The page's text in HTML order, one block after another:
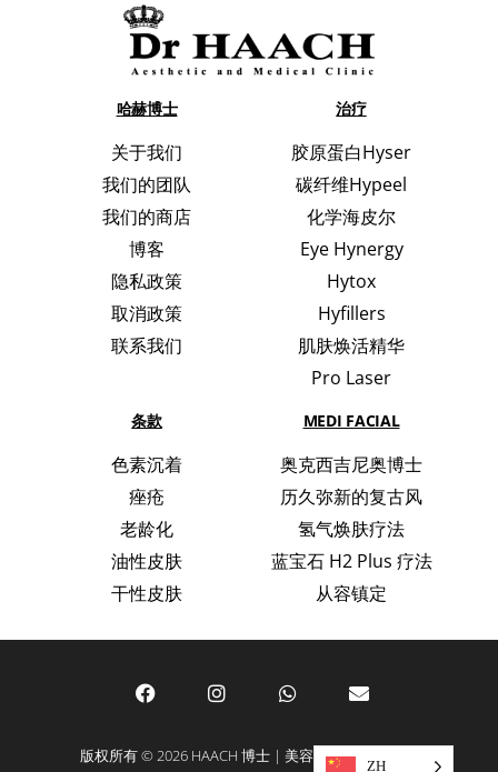
哈赫博士
关于我们
我们的团队
我们的商店
博客
隐私政策
取消政策
联系我们
治疗
胶原蛋白Hyser
碳纤维Hypeel
化学海皮尔
Eye Hynergy
Hytox
Hyfillers
肌肤焕活精华
Pro Laser
条款
色素沉着
痤疮
老龄化
油性皮肤
干性皮肤
MEDI FACIAL
奥克西吉尼奥博士
历久弥新的复古风
氢气焕肤疗法
蓝宝石 H2 Plus 疗法
从容镇定
版权所有 © 2026 HAACH 博士 | 美容与护肤领域的专家
ZH